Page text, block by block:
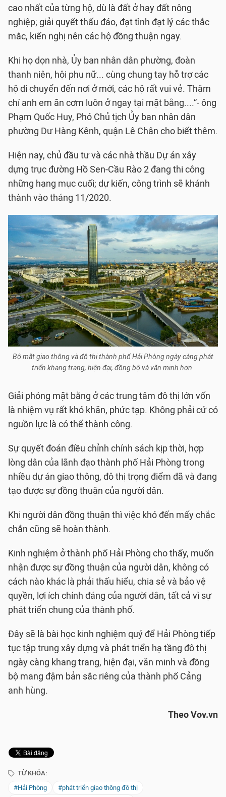
cao nhất của từng hộ, dù là đất ở hay đất nông
nghiệp; giải quyết thấu đáo, đạt tình đạt lý các thắc
mắc, kiến nghị nên các hộ đồng thuận ngay.
Khi họ dọn nhà, Ủy ban nhân dân phường, đoàn
thanh niên, hội phụ nữ... cùng chung tay hỗ trợ các
hộ di chuyển đến nơi ở mới, các hộ rất vui vẻ. Thậm
chí anh em ăn cơm luôn ở ngay tại mặt bằng....”- ông
Phạm Quốc Huy, Phó Chủ tịch Ủy ban nhân dân
phường Dư Hàng Kênh, quận Lê Chân cho biết thêm.
Hiện nay, chủ đầu tư và các nhà thầu Dự án xây
dựng trục đường Hồ Sen-Cầu Rào 2 đang thi công
những hạng mục cuối; dự kiến, công trình sẽ khánh
thành vào tháng 11/2020.
Bộ mặt giao thông và đô thị thành phố Hải Phòng ngày càng phát
triển khang trang, hiện đại, đồng bộ và văn minh hơn.
Giải phóng mặt bằng ở các trung tâm đô thị lớn vốn
là nhiệm vụ rất khó khăn, phức tạp. Không phải cứ có
nguồn lực là có thể thành công.
Sự quyết đoán điều chỉnh chính sách kịp thời, hợp
lòng dân của lãnh đạo thành phố Hải Phòng trong
nhiều dự án giao thông, đô thị trọng điểm đã và đang
tạo được sự đồng thuận của người dân.
Khi người dân đồng thuận thì việc khó đến mấy chắc
chắn cũng sẽ hoàn thành.
Kinh nghiệm ở thành phố Hải Phòng cho thấy, muốn
nhận được sự đồng thuận của người dân, không có
cách nào khác là phải thấu hiểu, chia sẻ và bảo vệ
quyền, lợi ích chính đáng của người dân, tất cả vì sự
phát triển chung của thành phố.
Đây sẽ là bài học kinh nghiệm quý để Hải Phòng tiếp
tục tập trung xây dựng và phát triển hạ tầng đô thị
ngày càng khang trang, hiện đại, văn minh và đồng
bộ mang đậm bản sắc riêng của thành phố Cảng
anh hùng.
Theo Vov.vn
TỪ KHÓA:
#Hải Phòng
#phát triển giao thông đô thị